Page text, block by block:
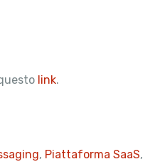
link.
, Piattaforma SaaS,